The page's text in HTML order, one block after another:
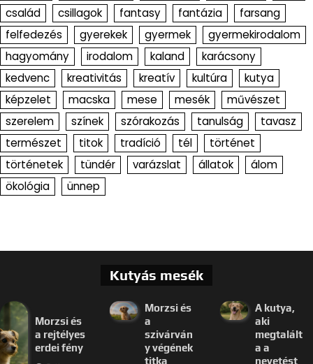
család
csillagok fantasy fantázia
farsang
felfedezés
gyerekek gyermek
gyermekirodalom
hagyomány
irodalom kaland
karácsony
kedvenc
kreativitás kreatív kultúra
kutya
képzelet
macska mese mesék
művészet
szerelem
színek szórakozás tanulság
tavasz
természet
titok tradíció tél
történet
történetek
tündér varázslat állatok
álom
ökológia
ünnep
Kutyás mesék
Morzsi és
a rejtélyes
erdei fény
Morzsi és
a
szivárván
y végének
titka
A kutya,
aki
megtalált
a a
nevetést